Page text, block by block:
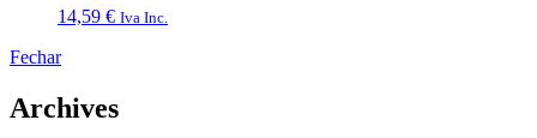
14,59 € Iva Inc.
Fechar
Archives